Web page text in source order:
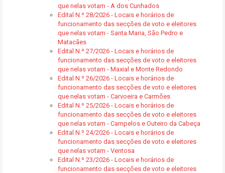
que nelas votam - A dos Cunhados
Edital N.º 28/2026 - Locais e horários de
funcionamento das secções de voto e eleitores
que nelas votam - Santa Maria, São Pedro e
Matacães
Edital N.º 27/2026 - Locais e horários de
funcionamento das secções de voto e eleitores
que nelas votam - Maxial e Monte Redondo
Edital N.º 26/2026 - Locais e horários de
funcionamento das secções de voto e eleitores
que nelas votam - Carvoeira e Carmões
Edital N.º 25/2026 - Locais e horários de
funcionamento das secções de voto e eleitores
que nelas votam - Campelos e Outeiro da Cabeça
Edital N.º 24/2026 - Locais e horários de
funcionamento das secções de voto e eleitores
que nelas votam - Ventosa
Edital N.º 23/2026 - Locais e horários de
funcionamento das secções de voto e eleitores